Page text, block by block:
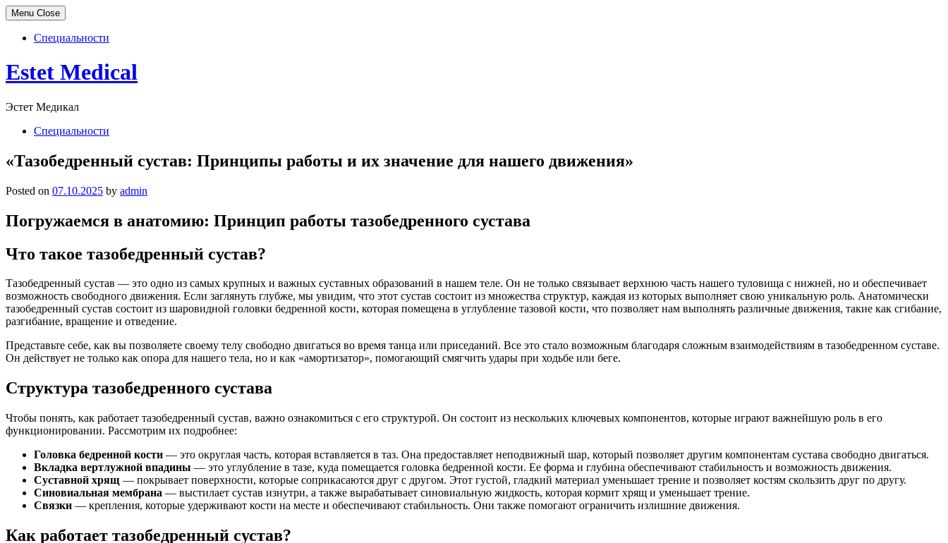
Menu Close
Специальности
Skip
to
Estet Medical
Эстет Медикал
Специальности
«Тазобедренный сустав: Принципы работы и их значение для нашего движения»
Posted on 07.10.2025 by admin
Погружаемся в анатомию: Принцип работы тазобедренного сустава
Что такое тазобедренный сустав?
Тазобедренный сустав — это одно из самых крупных и важных суставных образований в нашем теле. Он не только связывает верхнюю часть нашего туловища с нижней, но и обеспечивает
возможность свободного движения. Если заглянуть глубже, мы увидим, что этот сустав состоит из множества структур, каждая из которых выполняет свою уникальную роль. Анатомически
тазобедренный сустав состоит из шаровидной головки бедренной кости, которая помещена в углубление тазовой кости, что позволяет нам выполнять различные движения, такие как сгибание,
разгибание, вращение и отведение.
Представьте себе, как вы позволяете своему телу свободно двигаться во время танца или приседаний. Все это стало возможным благодаря сложным взаимодействиям в тазобедренном суставе.
Он действует не только как опора для нашего тела, но и как «амортизатор», помогающий смягчить удары при ходьбе или беге.
Структура тазобедренного сустава
Чтобы понять, как работает тазобедренный сустав, важно ознакомиться с его структурой. Он состоит из нескольких ключевых компонентов, которые играют важнейшую роль в его
функционировании. Рассмотрим их подробнее:
Головка бедренной кости — это округлая часть, которая вставляется в таз. Она предоставляет неподвижный шар, который позволяет другим компонентам сустава свободно двигаться.
Вкладка вертлужной впадины — это углубление в тазе, куда помещается головка бедренной кости. Ее форма и глубина обеспечивают стабильность и возможность движения.
Суставной хрящ — покрывает поверхности, которые соприкасаются друг с другом. Этот густой, гладкий материал уменьшает трение и позволяет костям скользить друг по другу.
Синовиальная мембрана — выстилает сустав изнутри, а также вырабатывает синовиальную жидкость, которая кормит хрящ и уменьшает трение.
Связки — крепления, которые удерживают кости на месте и обеспечивают стабильность. Они также помогают ограничить излишние движения.
Как работает тазобедренный сустав?